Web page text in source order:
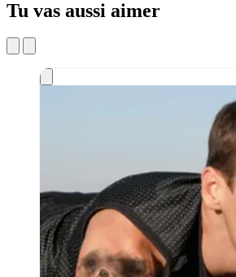
Tu vas aussi aimer